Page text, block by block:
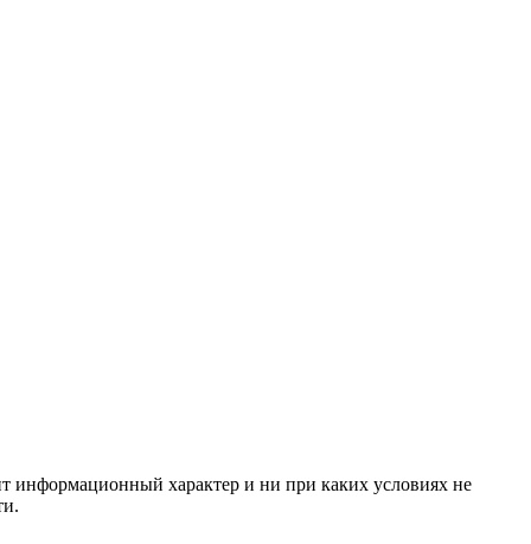
информационный характер и ни при каких условиях не